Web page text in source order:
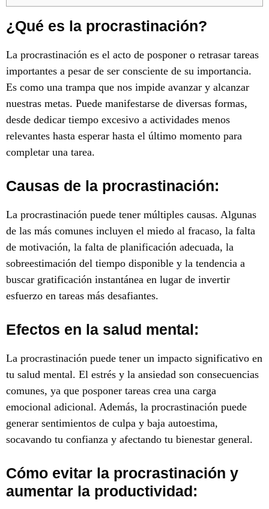
¿Qué es la procrastinación?
La procrastinación es el acto de posponer o retrasar tareas
importantes a pesar de ser consciente de su importancia.
Es como una trampa que nos impide avanzar y alcanzar
nuestras metas. Puede manifestarse de diversas formas,
desde dedicar tiempo excesivo a actividades menos
relevantes hasta esperar hasta el último momento para
completar una tarea.
Causas de la procrastinación:
La procrastinación puede tener múltiples causas. Algunas
de las más comunes incluyen el miedo al fracaso, la falta
de motivación, la falta de planificación adecuada, la
sobreestimación del tiempo disponible y la tendencia a
buscar gratificación instantánea en lugar de invertir
esfuerzo en tareas más desafiantes.
Efectos en la salud mental:
La procrastinación puede tener un impacto significativo en
tu salud mental. El estrés y la ansiedad son consecuencias
comunes, ya que posponer tareas crea una carga
emocional adicional. Además, la procrastinación puede
generar sentimientos de culpa y baja autoestima,
socavando tu confianza y afectando tu bienestar general.
Cómo evitar la procrastinación y
aumentar la productividad: